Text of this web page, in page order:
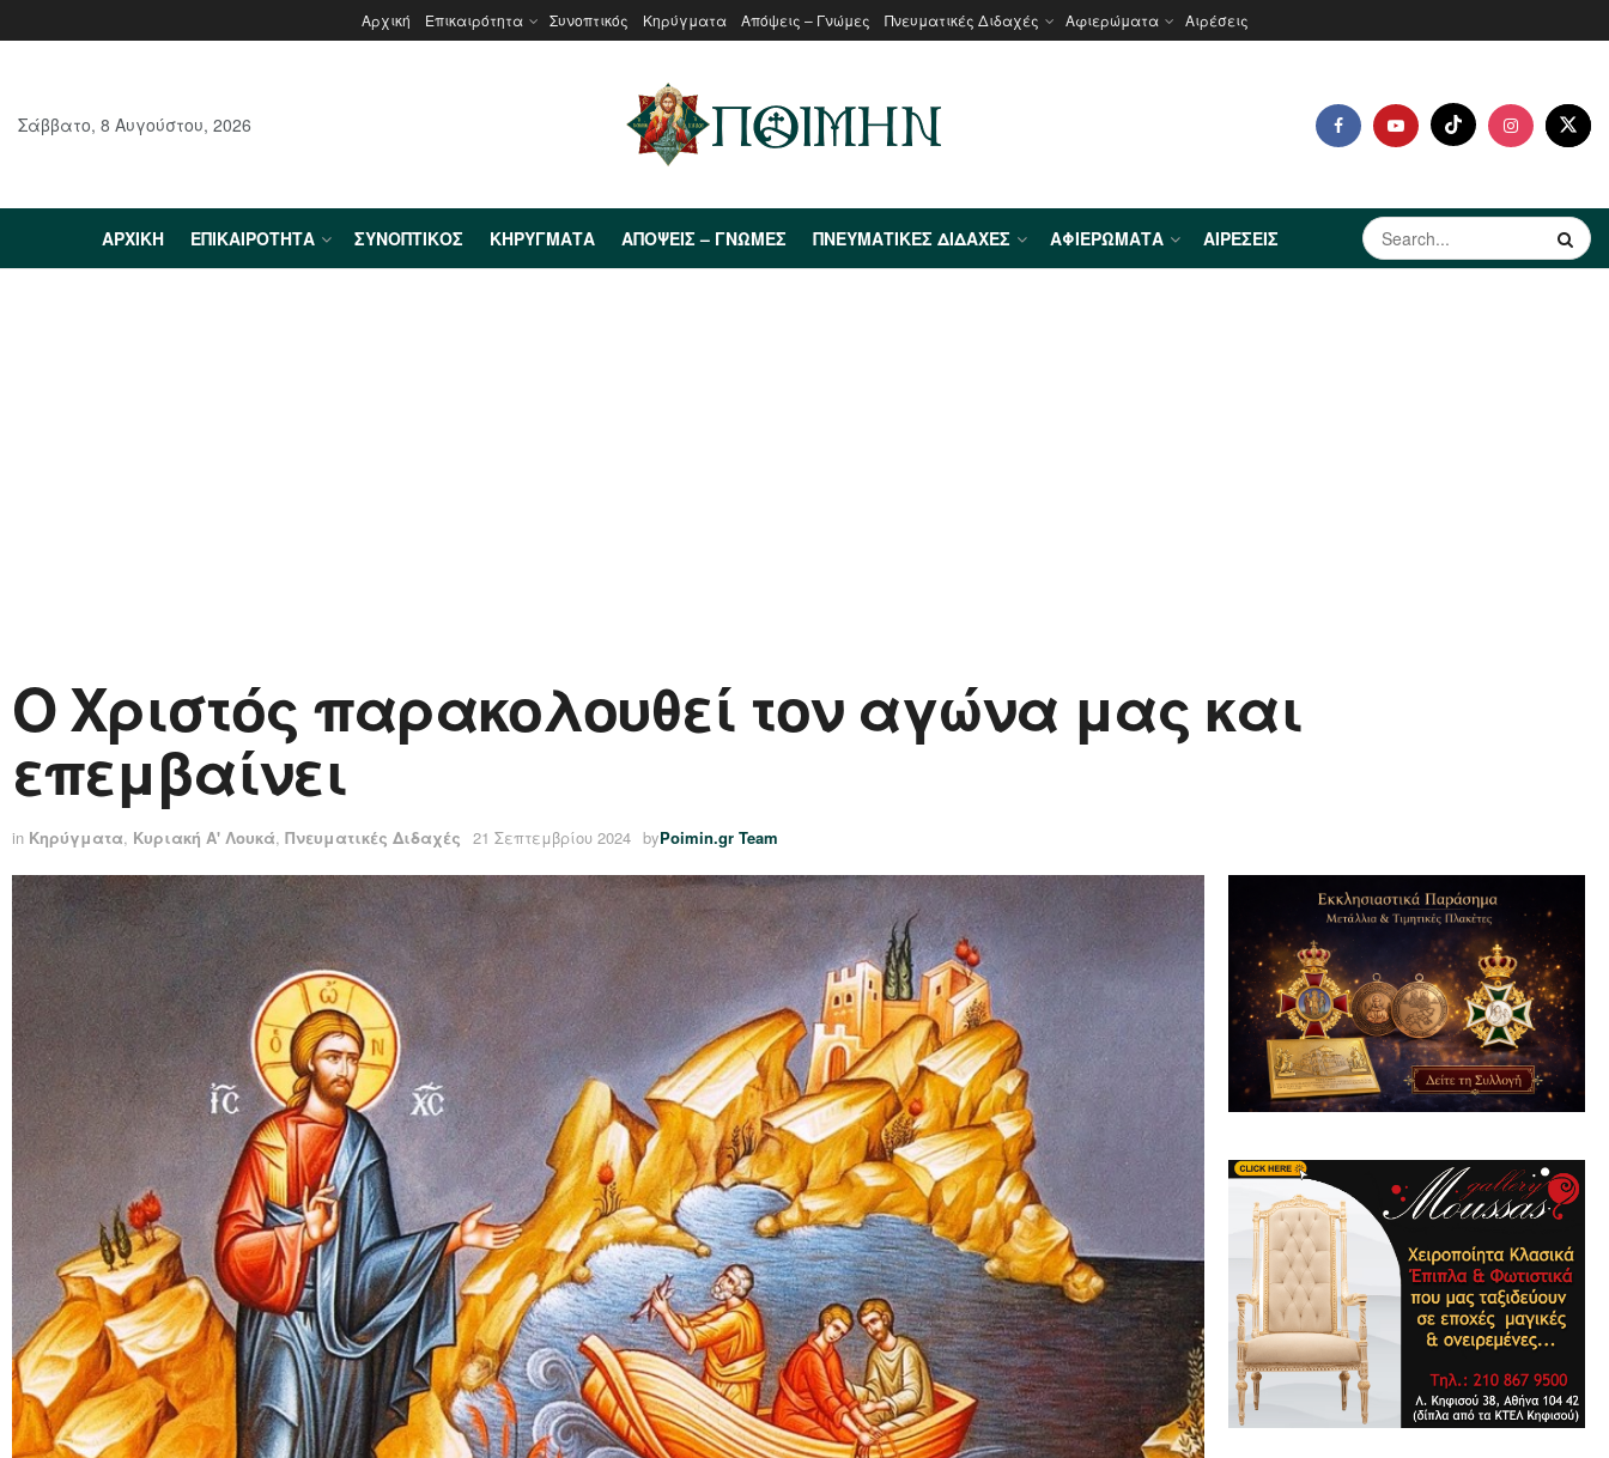
Αρχική Επικαιρότητα Συνοπτικός Κηρύγματα Απόψεις – Γνώμες Πνευματικές Διδαχές Αφιερώματα Αιρέσεις
Σάββατο, 8 Αυγούστου, 2026
ΑΡΧΙΚΉ ΕΠΙΚΑΙΡΌΤΗΤΑ ΣΥΝΟΠΤΙΚΌΣ ΚΗΡΎΓΜΑΤΑ ΑΠΌΨΕΙΣ – ΓΝΏΜΕΣ ΠΝΕΥΜΑΤΙΚΈΣ ΔΙΔΑΧΈΣ ΑΦΙΕΡΏΜΑΤΑ ΑΙΡΈΣΕΙΣ
Ο Χριστός παρακολουθεί τον αγώνα μας και
επεμβαίνει
in Κηρύγματα, Κυριακή Α' Λουκά, Πνευματικές Διδαχές 21 Σεπτεμβρίου 2024 byPoimin.gr Team